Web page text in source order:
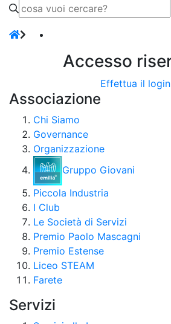
Accesso
Effettua il login
Associazione
Chi Siamo
Governance
Organizzazione
Gruppo Giovani
Piccola Industria
I Club
Le Società di Servizi
Premio Paolo Mascagni
Premio Estense
Liceo STEAM
Farete
Servizi